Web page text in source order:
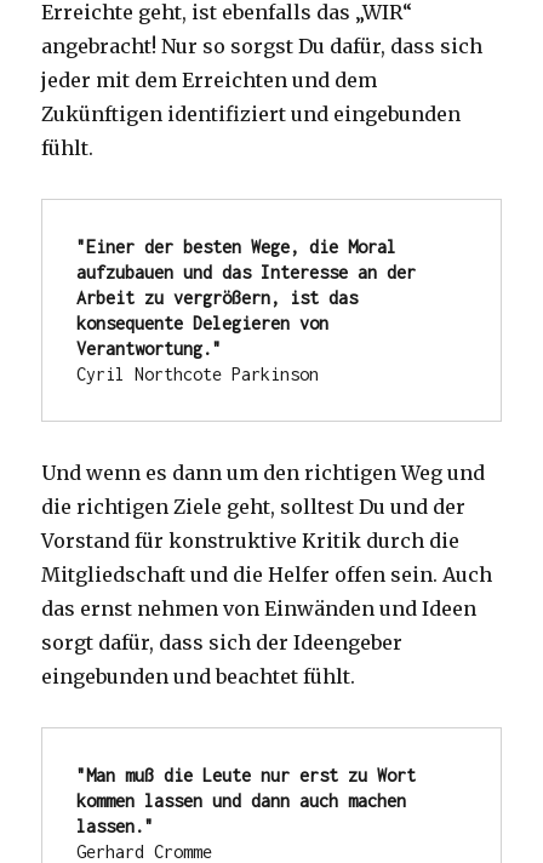
Erreichte geht, ist ebenfalls das „WIR“
angebracht! Nur so sorgst Du dafür, dass sich
jeder mit dem Erreichten und dem
Zukünftigen identifiziert und eingebunden
fühlt.
"Einer der besten Wege, die Moral
aufzubauen und das Interesse an der
Arbeit zu vergrößern, ist das
konsequente Delegieren von
Verantwortung."
Cyril Northcote Parkinson
Und wenn es dann um den richtigen Weg und
die richtigen Ziele geht, solltest Du und der
Vorstand für konstruktive Kritik durch die
Mitgliedschaft und die Helfer offen sein. Auch
das ernst nehmen von Einwänden und Ideen
sorgt dafür, dass sich der Ideengeber
eingebunden und beachtet fühlt.
"Man muß die Leute nur erst zu Wort
kommen lassen und dann auch machen
lassen."
Gerhard Cromme